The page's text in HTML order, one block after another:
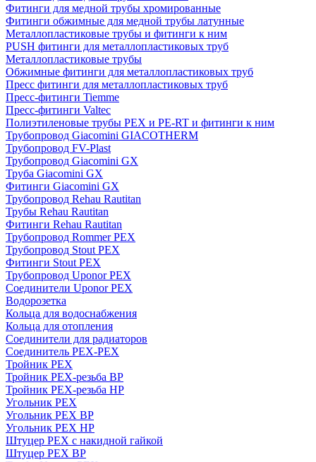
Фитинги для медной трубы хромированные
Фитинги обжимные для медной трубы латунные
Металлопластиковые трубы и фитинги к ним
PUSH фитинги для металлопластиковых труб
Металлопластиковые трубы
Обжимные фитинги для металлопластиковых труб
Пресс фитинги для металлопластиковых труб
Пресс-фитинги Tiemme
Пресс-фитинги Valtec
Полиэтиленовые трубы PEX и PE-RT и фитинги к ним
Трубопровод Giacomini GIACOTHERM
Трубопровод FV-Plast
Трубопровод Giacomini GX
Труба Giacomini GX
Фитинги Giacomini GX
Трубопровод Rehau Rautitan
Трубы Rehau Rautitan
Фитинги Rehau Rautitan
Трубопровод Rommer PEX
Трубопровод Stout PEX
Фитинги Stout PEX
Трубопровод Uponor PEX
Соединители Uponor PEX
Водорозетка
Кольца для водоснабжения
Кольца для отопления
Соединители для радиаторов
Соединитель PEX-PEX
Тройник PEX
Тройник PEX-резьба ВР
Тройник PEX-резьба НР
Угольник PEX
Угольник PEX ВР
Угольник PEX НР
Штуцер PEX c накидной гайкой
Штуцер PEX ВР